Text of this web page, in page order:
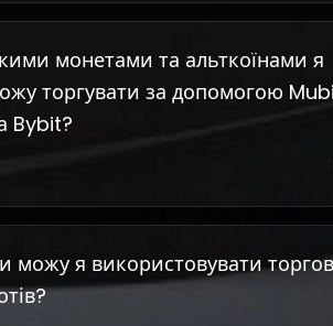
монетами та альткоїнами я
торгувати за допомогою
Bybit?
можу я використовувати